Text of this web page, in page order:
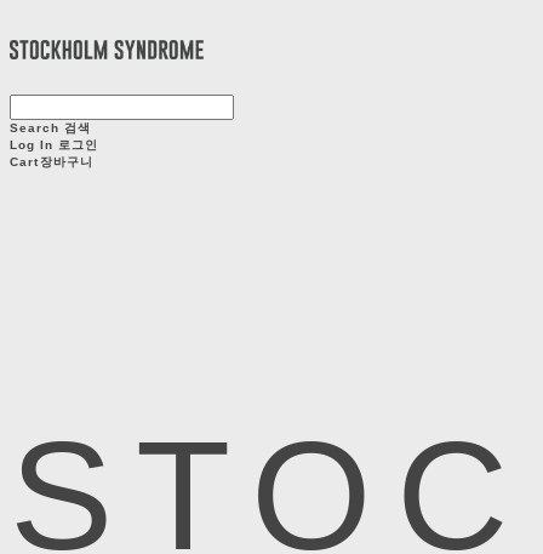
Search 검색
Log In 로그인
Cart장바구니